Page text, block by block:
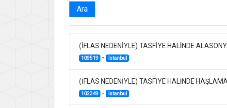
Ara
(İFLAS NEDENİYLE) TASFİYE HALİNDE
109519 - İstanbul
(İFLAS NEDENİYLE) TASFİYE HALİNDE
102349 - İstanbul